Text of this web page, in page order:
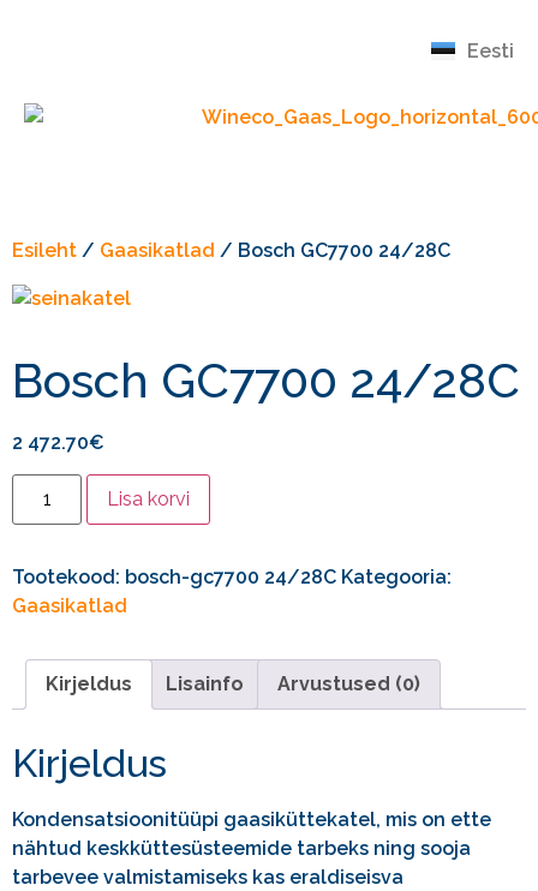
Eesti
Русский
Esileht / Gaasikatlad / Bosch GC7700 24/28C
Bosch GC7700 24/28C
2 472.70€
Lisa korvi
Tootekood: bosch-gc7700 24/28C Kategooria:
Gaasikatlad
Kirjeldus Lisainfo Arvustused (0)
Kirjeldus
Kondensatsioonitüüpi gaasiküttekatel, mis on ette
nähtud keskküttesüsteemide tarbeks ning sooja
tarbevee valmistamiseks kas eraldiseisva